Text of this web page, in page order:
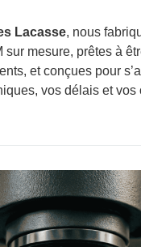
Lacasse, nous
sur mesure, prêtes à
et conçues pour
vos délais et vos